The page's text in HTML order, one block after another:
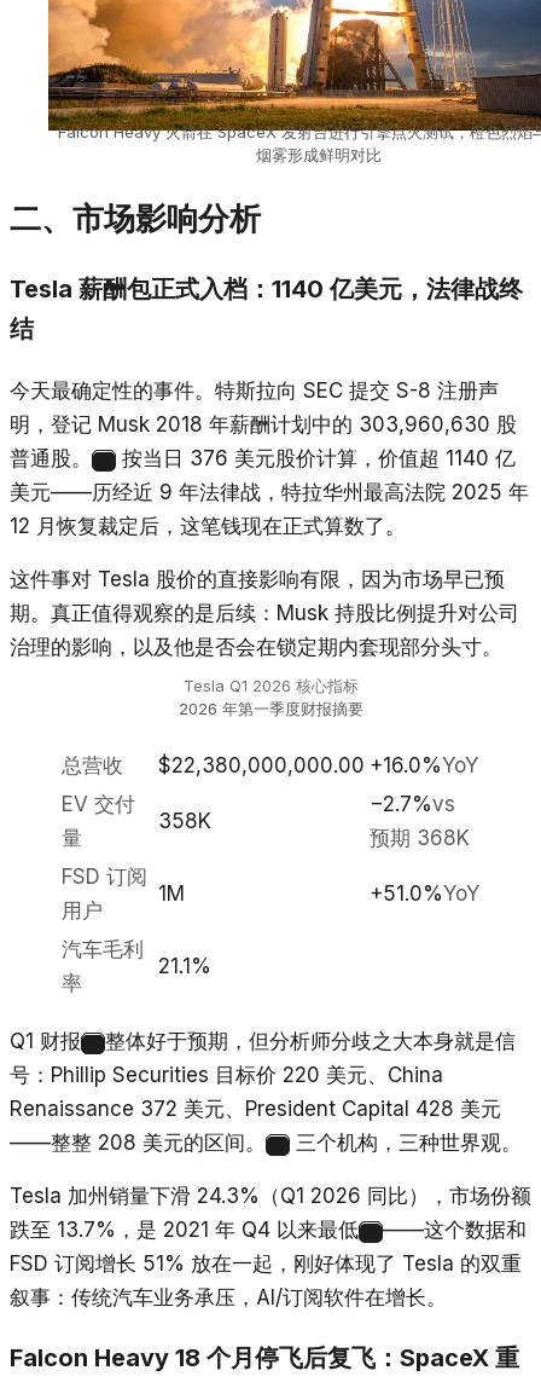
Falcon Heavy 火箭在 SpaceX 发射台进行引擎点火测试，橙色烈焰
烟雾形成鲜明对比
二、市场影响分析
Tesla 薪酬包正式入档：1140 亿美元，法律战终
结
今天最确定性的事件。特斯拉向 SEC 提交 S-8 注册声
明，登记 Musk 2018 年薪酬计划中的 303,960,630 股
普通股。
按当日 376 美元股价计算，价值超 1140 亿
美元——历经近 9 年法律战，特拉华州最高法院 2025 年
12 月恢复裁定后，这笔钱现在正式算数了。
这件事对 Tesla 股价的直接影响有限，因为市场早已预
期。真正值得观察的是后续：Musk 持股比例提升对公司
治理的影响，以及他是否会在锁定期内套现部分头寸。
Tesla Q1 2026 核心指标
2026 年第一季度财报摘要
总营收 $22,380,000,000.00 +16.0%YoY
EV 交付
量
358K
−2.7%vs
预期 368K
FSD 订阅
用户
1M +51.0%YoY
汽车毛利
率
21.1%
Q1 财报
整体好于预期，但分析师分歧之大本身就是信
号：Phillip Securities 目标价 220 美元、China
Renaissance 372 美元、President Capital 428 美元
——整整 208 美元的区间。
三个机构，三种世界观。
Tesla 加州销量下滑 24.3%（Q1 2026 同比），市场份额
跌至 13.7%，是 2021 年 Q4 以来最低
——这个数据和
FSD 订阅增长 51% 放在一起，刚好体现了 Tesla 的双重
叙事：传统汽车业务承压，AI/订阅软件在增长。
Falcon Heavy 18 个月停飞后复飞：SpaceX 重